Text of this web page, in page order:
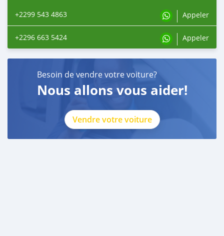
+2299 543 4863 Appeler
+2296 663 5424 Appeler
Besoin de vendre votre voiture?
Nous allons vous aider!
Vendre votre voiture